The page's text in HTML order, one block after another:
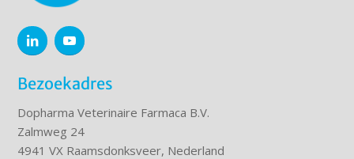
Bezoekadres
Dopharma Veterinaire Farmaca B.V.
Zalmweg 24
4941 VX Raamsdonksveer, Nederland